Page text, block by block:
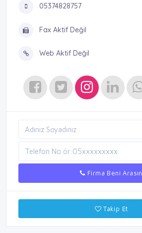
05374828757
Fax Aktif Değil
Web Aktif Değil
Firma Beni Arasın
Takip Et